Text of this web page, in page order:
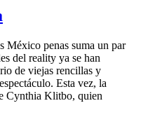
México penas suma un par
del reality ya se han
de viejas rencillas y
Esta vez, la
Cynthia Klitbo, quien